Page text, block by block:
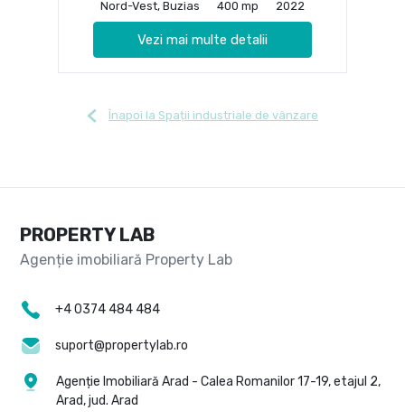
Nord-Vest, Buzias 400 mp 2022
Vezi mai multe detalii
Înapoi la Spații industriale de vânzare
PROPERTY LAB
+4 0374 484 484
suport@propertylab.ro
Agenție Imobiliară Arad - Calea Romanilor 17-19, etajul 2,
Arad, jud. Arad